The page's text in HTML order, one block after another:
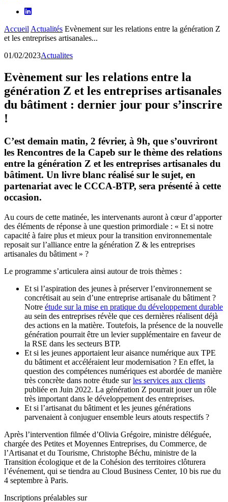
LinkedIn
Accueil Actualités Evènement sur les relations entre la génération Z
et les entreprises artisanales...
01/02/2023Actualites
Evènement sur les relations entre la
génération Z et les entreprises artisanales
du bâtiment : dernier jour pour s’inscrire
!
C’est demain matin, 2 février, à 9h, que s’ouvriront
les Rencontres de la Capeb sur le thème des relations
entre la génération Z et les entreprises artisanales du
bâtiment. Un livre blanc réalisé sur le sujet, en
partenariat avec le CCCA-BTP, sera présenté à cette
occasion.
Au cours de cette matinée, les intervenants auront à cœur d’apporter
des éléments de réponse à une question primordiale : « Et si notre
capacité à faire plus et mieux pour la transition environnementale
reposait sur l’alliance entre la génération Z & les entreprises
artisanales du bâtiment » ?
Le programme s’articulera ainsi autour de trois thèmes :
Et si l’aspiration des jeunes à préserver l’environnement se
concrétisait au sein d’une entreprise artisanale du bâtiment ?
Notre étude sur la mise en pratique du développement durable
au sein des entreprises révèle que ces dernières réalisent déjà
des actions en la matière. Toutefois, la présence de la nouvelle
génération pourrait être un levier supplémentaire en faveur de
la RSE dans les secteurs BTP.
Et si les jeunes apportaient leur aisance numérique aux TPE
du bâtiment et accéléraient leur modernisation ? En effet, la
question des compétences numériques est abordée de manière
très concrète dans notre étude surles services aux clients
publiée en Juin 2022. La génération Z pourrait jouer un rôle
très important dans le développement des entreprises.
Et si l’artisanat du bâtiment et les jeunes générations
parvenaient à conjuguer ensemble leurs atouts respectifs ?
Après l’intervention filmée d’Olivia Grégoire, ministre déléguée,
chargée des Petites et Moyennes Entreprises, du Commerce, de
l’Artisanat et du Tourisme, Christophe Béchu, ministre de la
Transition écologique et de la Cohésion des territoires clôturera
l’événement, qui se tiendra au Cloud Business Center, 10 bis rue du
4 septembre à Paris.
Inscriptions préalables sur